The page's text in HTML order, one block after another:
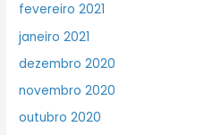
fevereiro 2021
janeiro 2021
dezembro 2020
novembro 2020
outubro 2020